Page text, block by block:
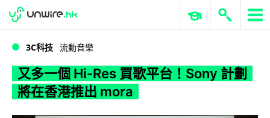
WWDC 2026 ERP 與商業 AI
3C科技 流動音樂
又多一個 Hi-Res 買歌平台！Sony 計劃
將在香港推出 mora